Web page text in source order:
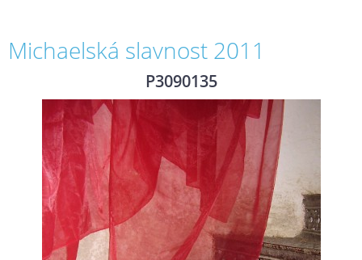
Michaelská slavnost 2011
P3090135